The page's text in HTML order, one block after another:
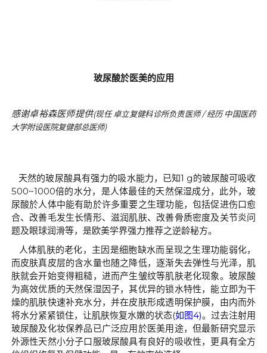
玻尿酸於医美的应用
感谢卓裕森医师提供(现任 卓立复健科诊所负责医师/经历 中国医药
大学附设医院复健部总医师)
天然的玻尿酸具有强力的吸水能力，已知1 g的玻尿酸可吸收
500~1000倍的水分，是人体最佳的天然保湿成分，此外，玻
尿酸於人体中能有助於许多重要之生理功能，包括促进伤口愈
合、改善毛发生长情形、滋润肌肤、改善骨质密度及关节炎问
题及眼球润滑等，是欧美学界强力推荐之逆龄秘方。
人体肌肤的老化，主因是细胞缺水而呈现之生理功能弱化，
而皮肤真皮层的含水量也随之降低，逐渐失去弹性与光泽，肌
肤就会开始变得粗糙，进而产生皱纹等肌肤老化现象。玻尿酸
为高效优质的天然保湿因子，其优异的锁水特性，能立即为干
燥的肌肤快速补充水分，并在皮肤形成透明保护膜，由内而外
将水分紧紧锁住，让肌肤恢复水嫩的状态(如图4)。过去注射用
玻尿酸及化妆保养品已广泛应用於医美用途，但最新研究显示
外源性天然小分子口服玻尿酸具有良好的吸收性，更具有全方